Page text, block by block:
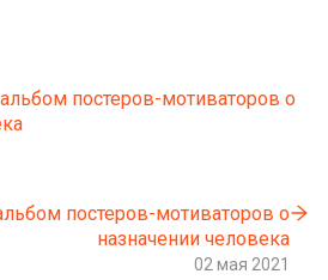
постеров-мотиваторов о
постеров-мотиваторов о
назначении человека
02 мая 2021